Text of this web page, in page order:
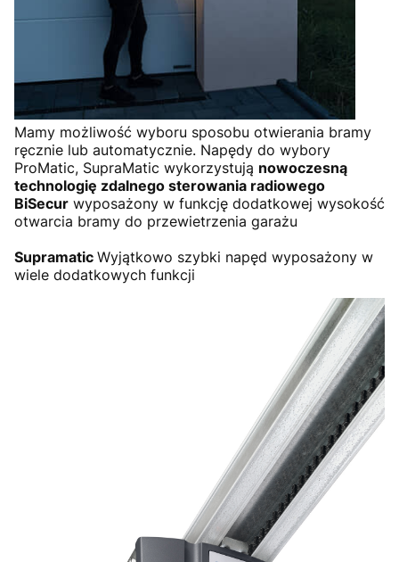
Mamy możliwość wyboru sposobu otwierania bramy
ręcznie lub automatycznie. Napędy do wybory
ProMatic, SupraMatic wykorzystują nowoczesną
technologię zdalnego sterowania radiowego
BiSecur wyposażony w funkcję dodatkowej wysokość
otwarcia bramy do przewietrzenia garażu
Supramatic Wyjątkowo szybki napęd wyposażony w
wiele dodatkowych funkcji